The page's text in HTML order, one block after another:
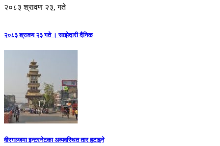
२०८३ श्रावण २३, गते
२०८३ श्रावण २३ गते । साझेदारी दैनिक
वीरगञ्जमा इन्टरनेटका अव्यवस्थित तार हटाइने